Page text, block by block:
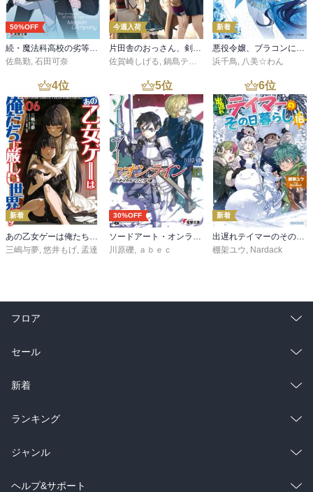
50%OFF
続・魔法科高校の劣等生 メイジアン・カンパニー(11)
佐島勤, 石田可奈
今週入荷
片田舎のおっさん、剣聖になる 11 ～ただの田舎の剣術師範だったのに、大成した弟子たちが俺を放ってくれない件～
佐賀崎しげる, 鍋島テツヒロ
新着
悪役令嬢、ブラコンにジョブチェンジします９【電子特典付き】
浜千鳥, 八美☆わん
4位
新着
三嶋与夢 悠井もげ 孟達
5位
30%OFF
川原礫
ａｂｅｃ
6位
新着
棚架ユウ Nardack
フロア
総合
ラノベ
雑誌・グラビア
BL・TL
セール
総合
ラノベ
雑誌・グラビア
BL・TL
新着
総合
ラノベ
雑誌・グラビア
ランキング
総合
ラノベ
ジャンル
コミック
ヘルプ&サポート